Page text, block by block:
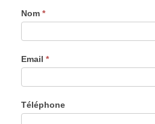
Nom *
Email *
Téléphone